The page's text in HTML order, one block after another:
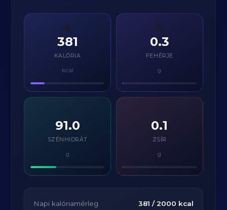
🔥
381
KALÓRIA
kcal
💪
0.3
FEHÉRJE
g
⚡
91.0
SZÉNHIDRÁT
g
0.1
ZSÍR
g
Napi kalóriamérleg 381 / 2000 kcal